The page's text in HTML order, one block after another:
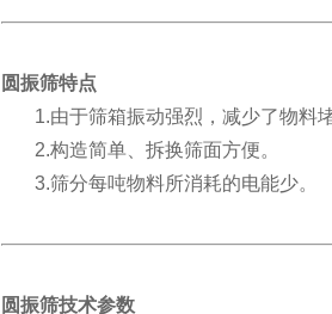
圆振筛特点
1.由于筛箱振动强烈，减少了物料堵
2.构造简单、拆换筛面方便。
3.筛分每吨物料所消耗的电能少。
圆振筛技术参数